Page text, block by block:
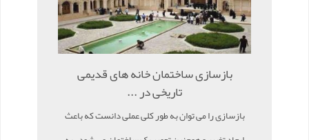
بازسازی ساختمان خانه های قدیمی
تاریخی در ...
بازسازی را می توان به طور کلی عملی دانست که باعث